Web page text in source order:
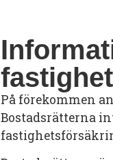
På förekommen
Bostadsrätterna